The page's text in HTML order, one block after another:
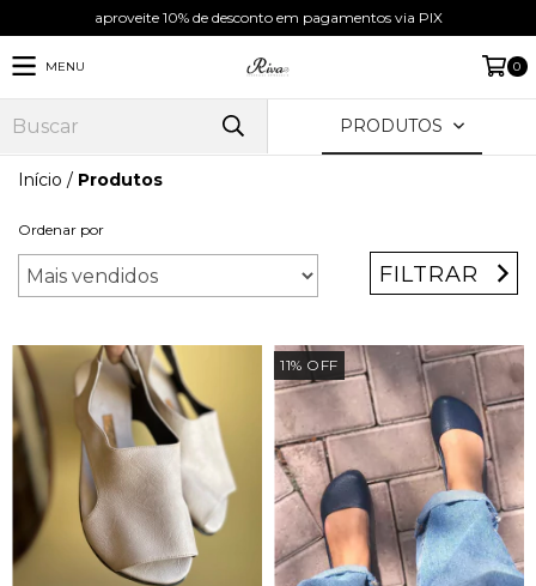
aproveite 10% de desconto em pagamentos via PIX
MENU 0
PRODUTOS
Início / Produtos
Ordenar por
FILTRAR
11% OFF